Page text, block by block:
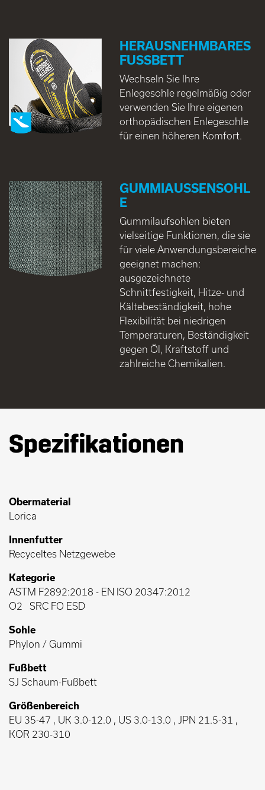
HERAUSNEHMBARES
FUSSBETT
Wechseln Sie Ihre
Enlegesohle regelmäßig oder
verwenden Sie Ihre eigenen
orthopädischen Enlegesohle
für einen höheren Komfort.
GUMMIAUSSENSOHLE
Gummilaufsohlen bieten
vielseitige Funktionen, die sie
für viele Anwendungsbereiche
geeignet machen:
ausgezeichnete
Schnittfestigkeit, Hitze- und
Kältebeständigkeit, hohe
Flexibilität bei niedrigen
Temperaturen, Beständigkeit
gegen Öl, Kraftstoff und
zahlreiche Chemikalien.
Spezifikationen
Obermaterial
Lorica
Innenfutter
Recyceltes Netzgewebe
Kategorie
ASTM F2892:2018 - EN ISO 20347:2012
O2
SRC FO ESD
Sohle
Phylon / Gummi
Fußbett
SJ Schaum-Fußbett
Größenbereich
EU 35-47 , UK 3.0-12.0 , US 3.0-13.0 , JPN 21.5-31 ,
KOR 230-310